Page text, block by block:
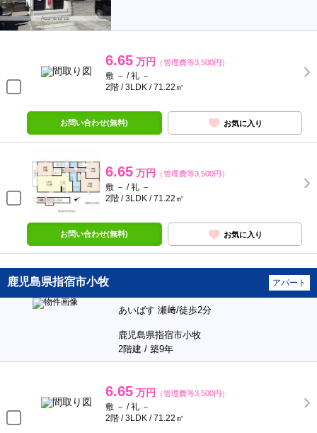
6.65 万円 （管理費等3,500円）
敷 － / 礼 －
2階 / 3LDK / 71.22㎡
お問い合わせ(無料) お気に入り
6.65 万円 （管理費等3,500円）
敷 － / 礼 －
2階 / 3LDK / 71.22㎡
お問い合わせ(無料) お気に入り
鹿児島県指宿市小牧 アパート
あいばす 瀬﨑/徒歩2分
鹿児島県指宿市小牧
2階建 / 築9年
6.65 万円 （管理費等3,500円）
敷 － / 礼 －
2階 / 3LDK / 71.22㎡